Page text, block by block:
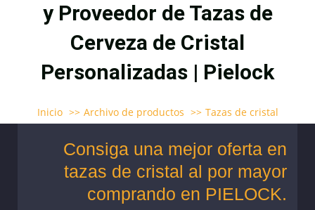
y Proveedor de Tazas de
Cerveza de Cristal
Personalizadas | Pielock
Inicio Archivo de productos Tazas de cristal
Consiga una mejor oferta en
tazas de cristal al por mayor
comprando en PIELOCK.